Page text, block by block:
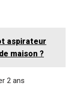
aspirateur
maison ?
2 ans